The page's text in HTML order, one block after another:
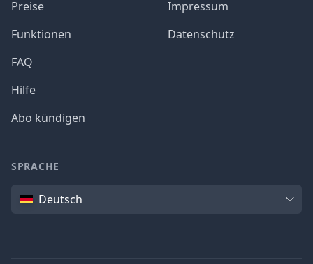
Preise
Funktionen
FAQ
Hilfe
Abo kündigen
Impressum
Datenschutz
SPRACHE
SpracheDeutsch